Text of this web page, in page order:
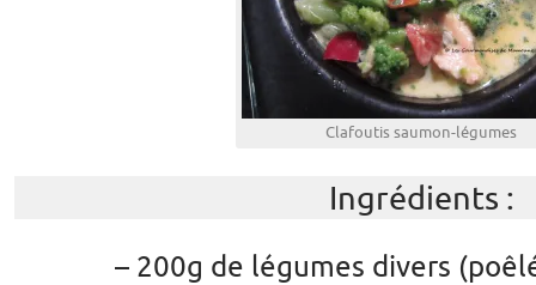
Clafoutis saumon-légumes
Ingrédients :
– 200g de légumes divers